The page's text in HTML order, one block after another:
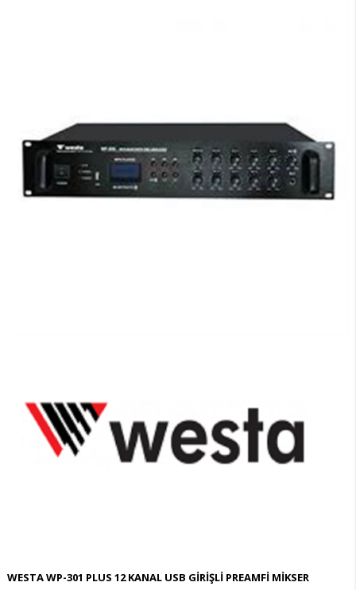
WESTA WP-301 PLUS 12 KANAL USB GİRİŞLİ PREAMFİ MİKSER